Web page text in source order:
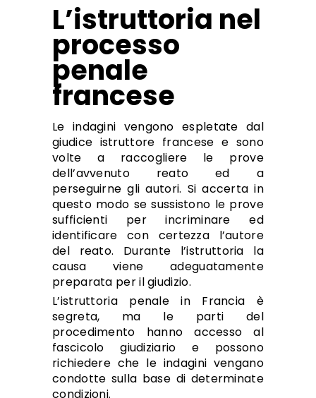
L’istruttoria nel
processo
penale
francese
Le indagini vengono espletate dal
giudice istruttore francese e sono
volte a raccogliere le prove
dell’avvenuto reato ed a
perseguirne gli autori. Si accerta in
questo modo se sussistono le prove
sufficienti per incriminare ed
identificare con certezza l’autore
del reato. Durante l’istruttoria la
causa viene adeguatamente
preparata per il giudizio.
L’istruttoria penale in Francia è
segreta, ma le parti del
procedimento hanno accesso al
fascicolo giudiziario e possono
richiedere che le indagini vengano
condotte sulla base di determinate
condizioni.